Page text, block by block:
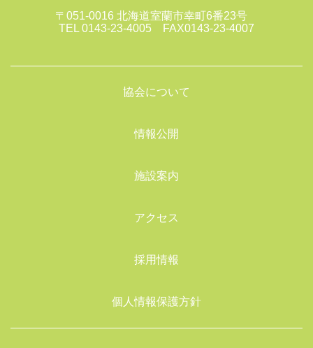
〒051-0016 北海道室蘭市幸町6番23号
TEL 0143-23-4005 FAX0143-23-4007
協会について
情報公開
施設案内
アクセス
採用情報
個人情報保護方針